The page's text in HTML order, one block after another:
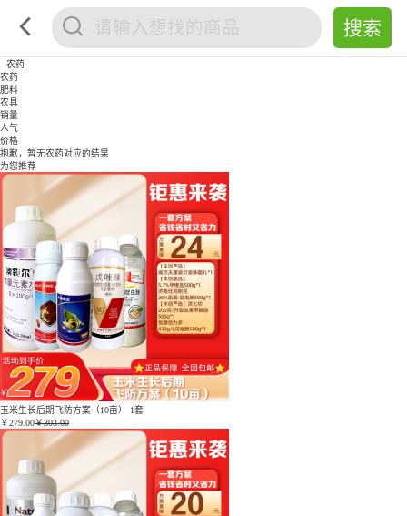
农药
农药
肥料
农具
销量
人气
价格
抱歉，暂无农药对应的结果
为您推荐
玉米生长后期飞防方案（10亩） 1套
￥279.00￥303.00